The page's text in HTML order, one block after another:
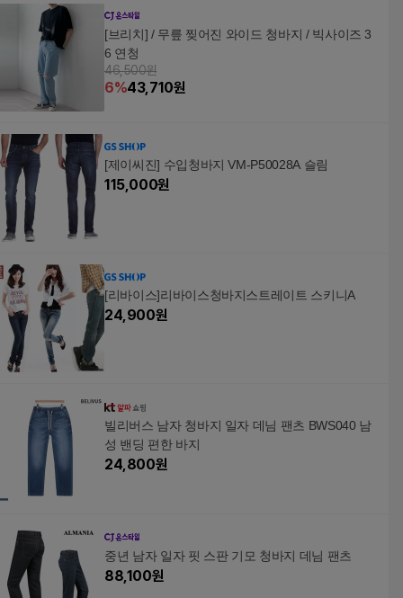
[브리치] / 무릎 찢어진 와이드 청바지 / 빅사이즈 3
6 연청
46,500원
6%43,710원
[제이씨진] 수입청바지 VM-P50028A 슬림
115,000원
[리바이스]리바이스청바지스트레이트 스키니A
24,900원
빌리버스 남자 청바지 일자 데님 팬츠 BWS040 남
성 밴딩 편한 바지
24,800원
중년 남자 일자 핏 스판 기모 청바지 데님 팬츠
88,100원